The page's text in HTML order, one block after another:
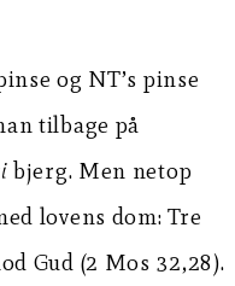
og NT’s pinse
tilbage på
bjerg. Men netop
lovens dom: Tre
Gud (2 Mos 32,28).